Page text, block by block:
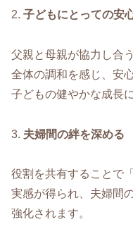
2. 子どもにとっての安
父親と母親が協力し合
全体の調和を感じ、安
子どもの健やかな成長
3. 夫婦間の絆を深める
役割を共有することで
実感が得られ、夫婦間
強化されます。